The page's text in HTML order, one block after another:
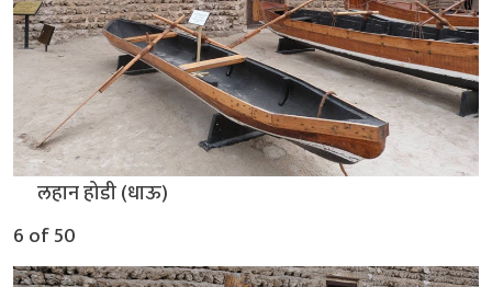
लहान होडी (धाऊ)
6 of 50